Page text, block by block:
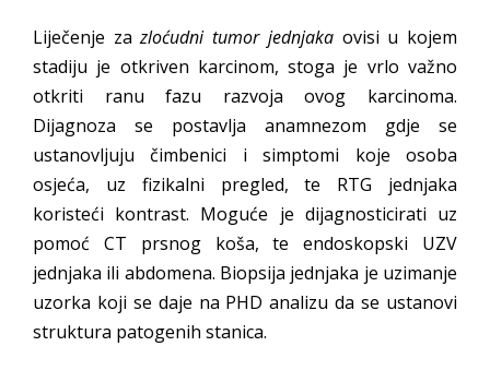
Liječenje zazloćudni tumor jednjakaovisi u kojem
stadiju je otkriven karcinom, stoga je vrlo važno
otkriti ranu fazu razvoja ovog karcinoma.
Dijagnoza se postavlja anamnezom gdje se
ustanovljuju čimbenici i simptomi koje osoba
osjeća, uz fizikalni pregled, te RTG jednjaka
koristeći kontrast. Moguće je dijagnosticirati uz
pomoć CT prsnog koša, te endoskopski UZV
jednjaka ili abdomena. Biopsija jednjaka je uzimanje
uzorka koji se daje na PHD analizu da se ustanovi
struktura patogenih stanica.